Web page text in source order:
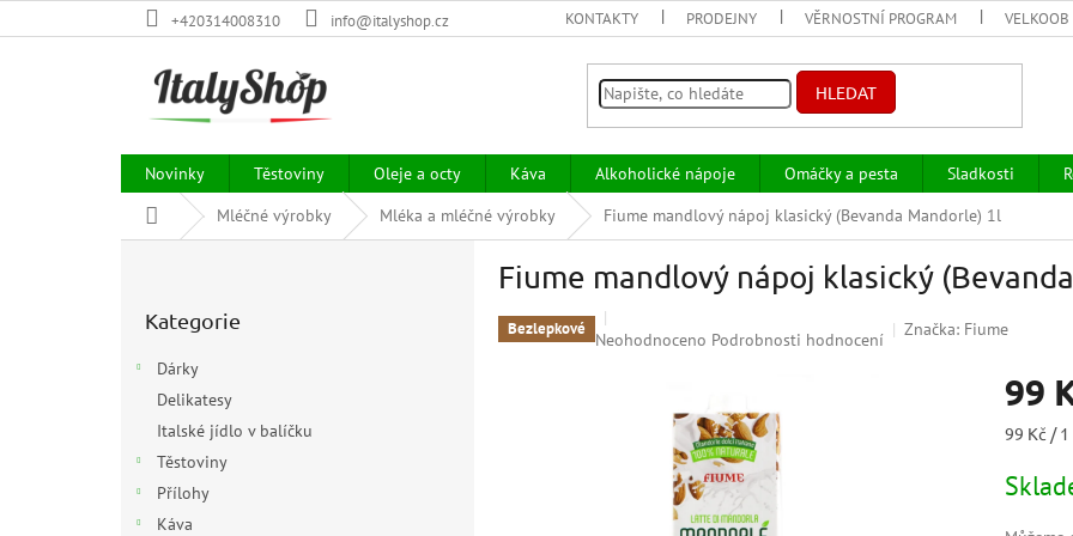
na
+420314008310 info@italyshop.cz KONTAKTY PRODEJNY VĚRNOSTNÍ PROGRAM
HLEDAT
Novinky Těstoviny Oleje a octy Káva Alkoholické nápoje Omáčky a pesta Sladkosti
Domů
Mléčné výrobky Mléka a mléčné výrobky Fiume mandlový nápoj klasický (Bevanda Mandorle) 1l
kategorie
Kategorie
Dárky
Delikatesy
Italské jídlo v balíčku
Těstoviny
Přílohy
Káva
Fiume mandlový nápoj klasický
Bezlepkové Průměrné
Neohodnoceno Podrobnosti hodnocení
Značka: Fiume
99
Měrná
99 Kč / 1